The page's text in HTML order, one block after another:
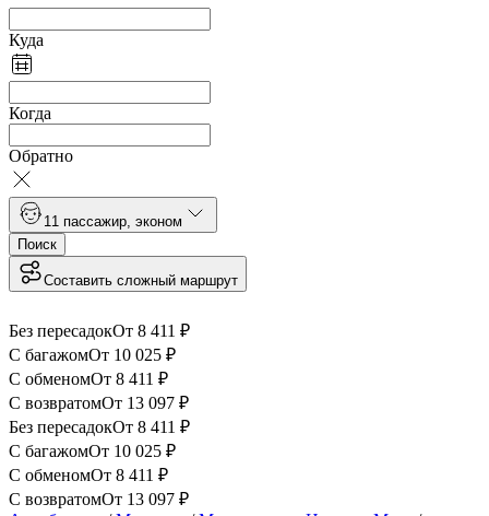
Куда
Когда
Обратно
1 1 пассажир эконом
Поиск
Составить сложный маршрут
Без пересадокОт 8 411 ₽
С багажомОт 10 025 ₽
С обменомОт 8 411 ₽
С возвратомОт 13 097 ₽
Без пересадокОт 8 411 ₽
С багажомОт 10 025 ₽
С обменомОт 8 411 ₽
С возвратомОт 13 097 ₽